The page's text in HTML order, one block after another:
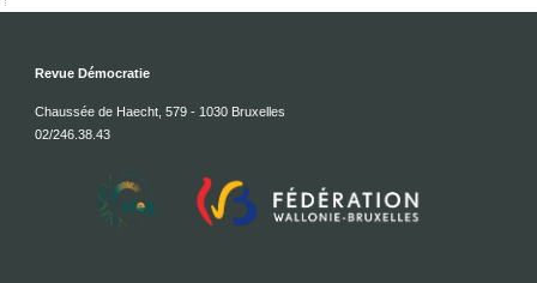
Revue Démocratie
Chaussée de Haecht, 579 - 1030 Bruxelles
02/246.38.43